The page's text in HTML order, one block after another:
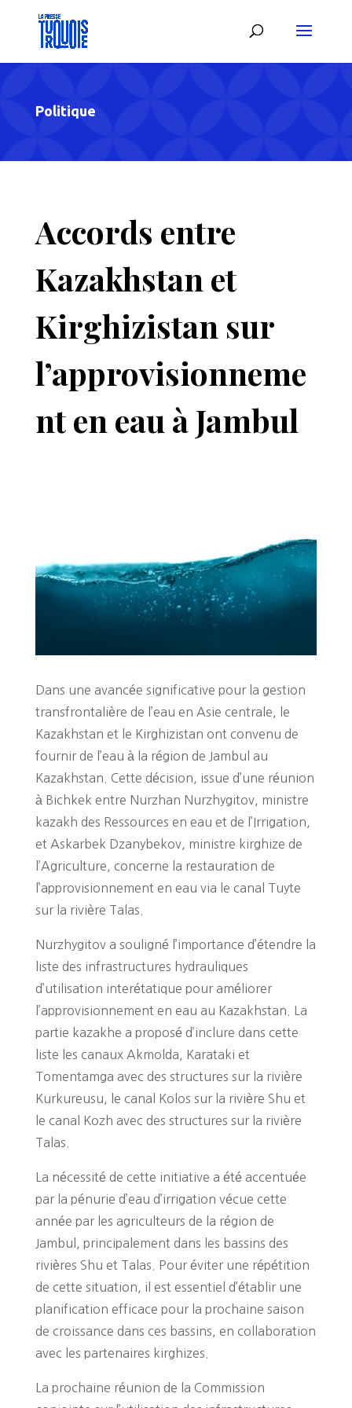
Politique
Accords entre
Kazakhstan et
Kirghizistan sur
l’approvisionneme
nt en eau à Jambul
Dans une avancée significative pour la gestion
transfrontalière de l’eau en Asie centrale, le
Kazakhstan et le Kirghizistan ont convenu de
fournir de l’eau à la région de Jambul au
Kazakhstan. Cette décision, issue d’une réunion
à Bichkek entre Nurzhan Nurzhygitov, ministre
kazakh des Ressources en eau et de l’Irrigation,
et Askarbek Dzanybekov, ministre kirghize de
l’Agriculture, concerne la restauration de
l’approvisionnement en eau via le canal Tuyte
sur la rivière Talas.
Nurzhygitov a souligné l’importance d’étendre la
liste des infrastructures hydrauliques
d’utilisation interétatique pour améliorer
l’approvisionnement en eau au Kazakhstan. La
partie kazakhe a proposé d’inclure dans cette
liste les canaux Akmolda, Karataki et
Tomentamga avec des structures sur la rivière
Kurkureusu, le canal Kolos sur la rivière Shu et
le canal Kozh avec des structures sur la rivière
Talas.
La nécessité de cette initiative a été accentuée
par la pénurie d’eau d’irrigation vécue cette
année par les agriculteurs de la région de
Jambul, principalement dans les bassins des
rivières Shu et Talas. Pour éviter une répétition
de cette situation, il est essentiel d’établir une
planification efficace pour la prochaine saison
de croissance dans ces bassins, en collaboration
avec les partenaires kirghizes.
La prochaine réunion de la Commission